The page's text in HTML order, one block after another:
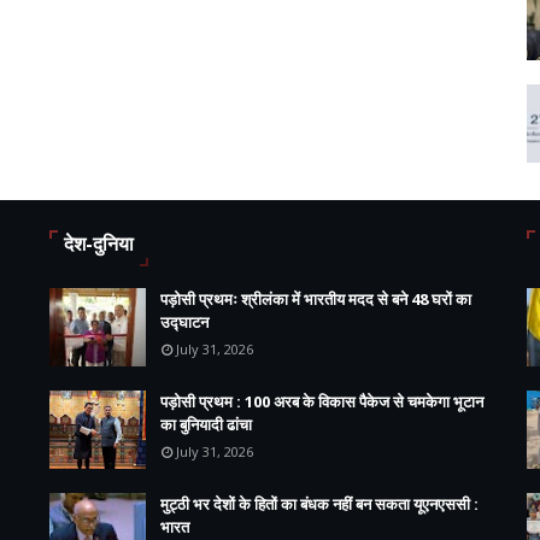
देश-दुनिया
पड़ोसी प्रथमः श्रीलंका में भारतीय मदद से बने 48 घरों का
उद्घाटन
July 31, 2026
पड़ोसी प्रथम : 100 अरब के विकास पैकेज से चमकेगा भूटान
का बुनियादी ढांचा
July 31, 2026
मुट्ठी भर देशों के हितों का बंधक नहीं बन सकता यूएनएससी :
भारत